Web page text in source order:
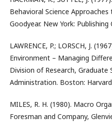
Behavioral Science
Goodyear. New York: Publishing
LAWRENCE, P.; LORSCH, J.
Environment – Managing
Division of Research, Graduate
Administration. Boston:
MILES, R. H. (1980). Macro
Foresman and Company,